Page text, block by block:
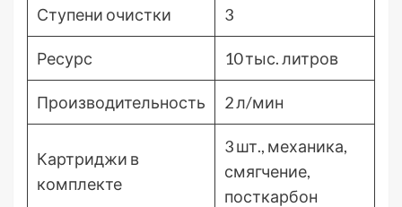
Ступени очистки 3
Ресурс 10 тыс. литров
Производительность 2 л/мин
Картриджи в
комплекте
3 шт., механика,
смягчение,
посткарбон